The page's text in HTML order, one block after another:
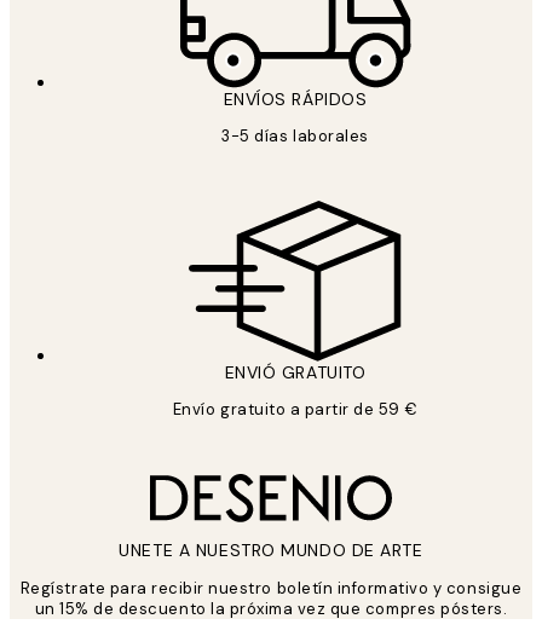
ENVÍOS RÁPIDOS
3-5 días laborales
ENVIÓ GRATUITO
Envío gratuito a partir de 59 €
UNETE A NUESTRO MUNDO DE ARTE
Regístrate para recibir nuestro boletín informativo y consigue
un 15% de descuento la próxima vez que compres pósters.